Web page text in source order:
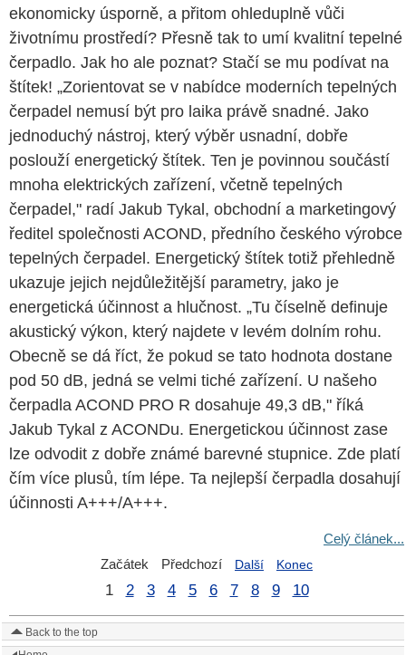
ekonomicky úsporně, a přitom ohleduplně vůči
životnímu prostředí? Přesně tak to umí kvalitní tepelné
čerpadlo. Jak ho ale poznat? Stačí se mu podívat na
štítek! „Zorientovat se v nabídce moderních tepelných
čerpadel nemusí být pro laika právě snadné. Jako
jednoduchý nástroj, který výběr usnadní, dobře
poslouží energetický štítek. Ten je povinnou součástí
mnoha elektrických zařízení, včetně tepelných
čerpadel," radí Jakub Tykal, obchodní a marketingový
ředitel společnosti ACOND, předního českého výrobce
tepelných čerpadel. Energetický štítek totiž přehledně
ukazuje jejich nejdůležitější parametry, jako je
energetická účinnost a hlučnost. „Tu číselně definuje
akustický výkon, který najdete v levém dolním rohu.
Obecně se dá říct, že pokud se tato hodnota dostane
pod 50 dB, jedná se velmi tiché zařízení. U našeho
čerpadla ACOND PRO R dosahuje 49,3 dB," říká
Jakub Tykal z ACONDu. Energetickou účinnost zase
lze odvodit z dobře známé barevné stupnice. Zde platí
čím více plusů, tím lépe. Ta nejlepší čerpadla dosahují
účinnosti A+++/A+++.
Celý článek...
Začátek Předchozí Další Konec
1 2 3 4 5 6 7 8 9 10
Back to the top